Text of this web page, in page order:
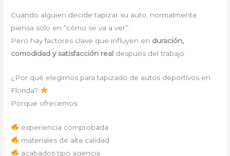
Cuando alguien decide tapizar su auto, normalmente
piensa solo en “cómo se va a ver”.
Pero hay factores clave que influyen en duración,
comodidad y satisfacción real después del trabajo.
¿Por qué elegirnos para tapizado de autos deportivos en
Florida?
Porque ofrecemos:
experiencia comprobada
materiales de alta calidad
acabados tipo agencia